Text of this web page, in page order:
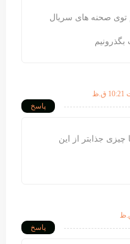
توی صحنه های سریال
پاسخ
جذابتر از این
پاسخ